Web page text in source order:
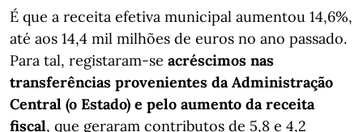
É que a receita efetiva municipal aumentou 14,6%,
até aos 14,4 mil milhões de euros no ano passado.
Para tal, registaram-se acréscimos nas
transferências provenientes da Administração
Central (o Estado) e pelo aumento da receita
fiscal, que geraram contributos de 5,8 e 4,2